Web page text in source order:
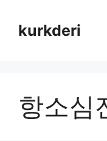
contentkurkderi
항소심